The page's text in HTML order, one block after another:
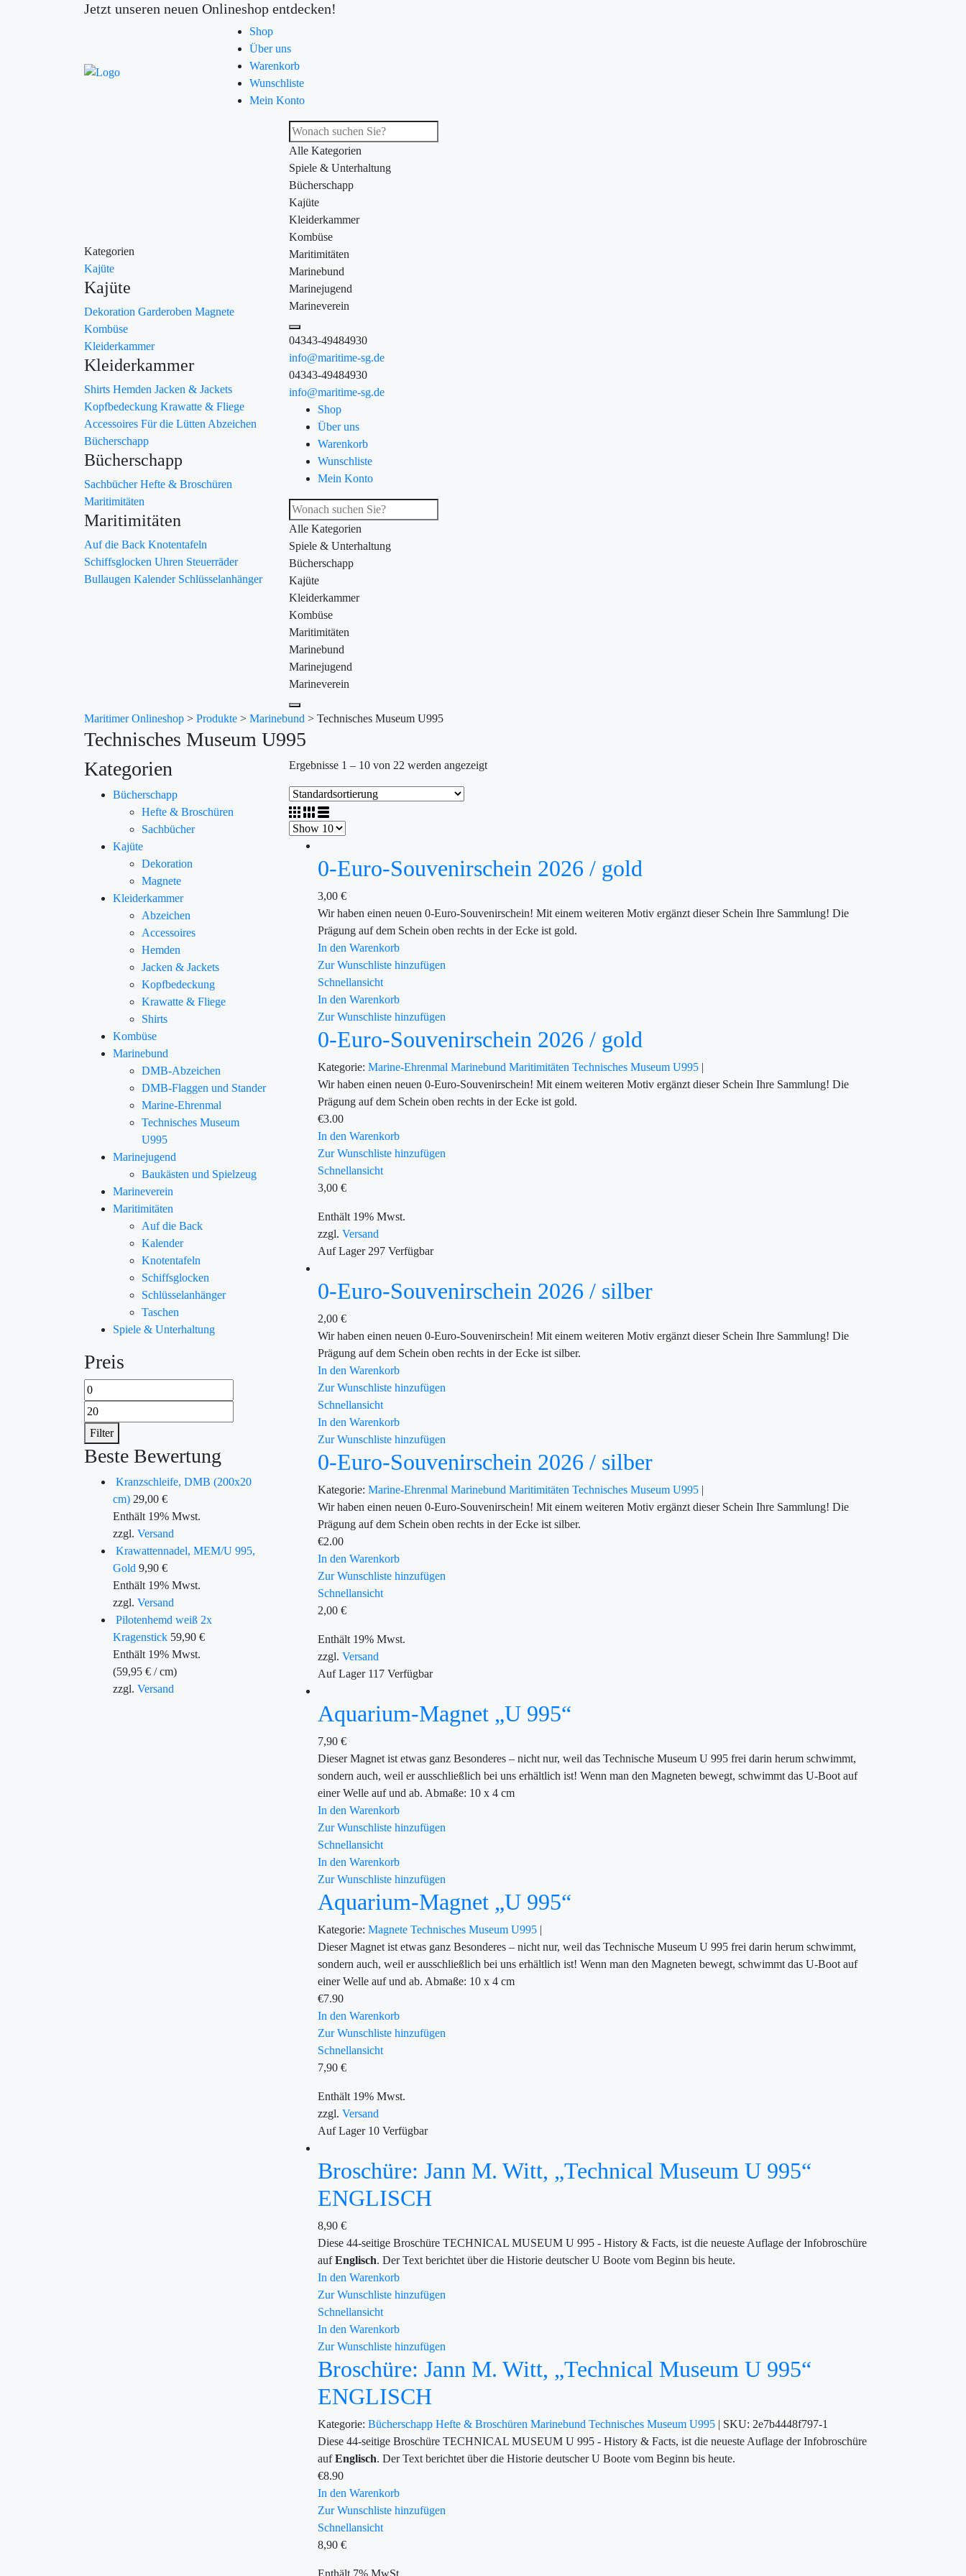
Jetzt unseren neuen Onlineshop entdecken!
Shop
Über uns
Warenkorb
Wunschliste
Mein Konto
Kategorien
Kajüte
Kajüte
Dekoration Garderoben Magnete
Kombüse
Kleiderkammer
Kleiderkammer
Shirts Hemden Jacken & Jackets
Kopfbedeckung Krawatte & Fliege
Accessoires Für die Lütten Abzeichen
Bücherschapp
Bücherschapp
SachbücherHefte & Broschüren
Maritimitäten
Maritimitäten
Auf die Back Knotentafeln
Schiffsglocken Uhren Steuerräder
Bullaugen Kalender Schlüsselanhänger
Alle Kategorien
Spiele & Unterhaltung
Bücherschapp
Kajüte
Kleiderkammer
Kombüse
Maritimitäten
Marinebund
Marinejugend
Marineverein
04343-49484930
info@maritime-sg.de
04343-49484930
info@maritime-sg.de
Shop
Über uns
Warenkorb
Wunschliste
Mein Konto
Alle Kategorien
Spiele & Unterhaltung
Bücherschapp
Kajüte
Kleiderkammer
Kombüse
Maritimitäten
Marinebund
Marinejugend
Marineverein
Maritimer Onlineshop > Produkte > Marinebund > Technisches Museum U995
Technisches Museum U995
Kategorien
Bücherschapp
Hefte & Broschüren
Sachbücher
Kajüte
Dekoration
Magnete
Kleiderkammer
Abzeichen
Accessoires
Hemden
Jacken & Jackets
Kopfbedeckung
Krawatte & Fliege
Shirts
Kombüse
Marinebund
DMB-Abzeichen
DMB-Flaggen und Stander
Marine-Ehrenmal
Technisches Museum
U995
Marinejugend
Baukästen und Spielzeug
Marineverein
Maritimitäten
Auf die Back
Kalender
Knotentafeln
Schiffsglocken
Schlüsselanhänger
Taschen
Spiele & Unterhaltung
Preis
Filter
Beste Bewertung
Kranzschleife, DMB (200x20
cm) 29,00 €
Enthält 19% Mwst.
zzgl. Versand
Krawattennadel, MEM/U 995,
Gold 9,90 €
Enthält 19% Mwst.
zzgl. Versand
Pilotenhemd weiß 2x
Kragenstick 59,90 €
Enthält 19% Mwst.
(59,95 € / cm)
zzgl. Versand
Ergebnisse 1 – 10 von 22 werden angezeigt
0-Euro-Souvenirschein 2026 / gold
3,00 €
Wir haben einen neuen 0-Euro-Souvenirschein! Mit einem weiteren Motiv ergänzt dieser Schein Ihre Sammlung! Die
Prägung auf dem Schein oben rechts in der Ecke ist gold.
In den Warenkorb
Zur Wunschliste hinzufügen
Schnellansicht
In den Warenkorb
Zur Wunschliste hinzufügen
0-Euro-Souvenirschein 2026 / gold
Kategorie: Marine-Ehrenmal Marinebund Maritimitäten Technisches Museum U995 |
Wir haben einen neuen 0-Euro-Souvenirschein! Mit einem weiteren Motiv ergänzt dieser Schein Ihre Sammlung! Die
Prägung auf dem Schein oben rechts in der Ecke ist gold.
€3.00
In den Warenkorb
Zur Wunschliste hinzufügen
Schnellansicht
3,00 €
Enthält 19% Mwst.
zzgl. Versand
Auf Lager297 Verfügbar
0-Euro-Souvenirschein 2026 / silber
2,00 €
Wir haben einen neuen 0-Euro-Souvenirschein! Mit einem weiteren Motiv ergänzt dieser Schein Ihre Sammlung! Die
Prägung auf dem Schein oben rechts in der Ecke ist silber.
In den Warenkorb
Zur Wunschliste hinzufügen
Schnellansicht
In den Warenkorb
Zur Wunschliste hinzufügen
0-Euro-Souvenirschein 2026 / silber
Kategorie: Marine-Ehrenmal Marinebund Maritimitäten Technisches Museum U995 |
Wir haben einen neuen 0-Euro-Souvenirschein! Mit einem weiteren Motiv ergänzt dieser Schein Ihre Sammlung! Die
Prägung auf dem Schein oben rechts in der Ecke ist silber.
€2.00
In den Warenkorb
Zur Wunschliste hinzufügen
Schnellansicht
2,00 €
Enthält 19% Mwst.
zzgl. Versand
Auf Lager117 Verfügbar
Aquarium-Magnet „U 995“
7,90 €
Dieser Magnet ist etwas ganz Besonderes – nicht nur, weil das Technische Museum U 995 frei darin herum schwimmt,
sondern auch, weil er ausschließlich bei uns erhältlich ist! Wenn man den Magneten bewegt, schwimmt das U-Boot auf
einer Welle auf und ab. Abmaße: 10 x 4 cm
In den Warenkorb
Zur Wunschliste hinzufügen
Schnellansicht
In den Warenkorb
Zur Wunschliste hinzufügen
Aquarium-Magnet „U 995“
Kategorie: Magnete Technisches Museum U995 |
Dieser Magnet ist etwas ganz Besonderes – nicht nur, weil das Technische Museum U 995 frei darin herum schwimmt,
sondern auch, weil er ausschließlich bei uns erhältlich ist! Wenn man den Magneten bewegt, schwimmt das U-Boot auf
einer Welle auf und ab. Abmaße: 10 x 4 cm
€7.90
In den Warenkorb
Zur Wunschliste hinzufügen
Schnellansicht
7,90 €
Enthält 19% Mwst.
zzgl. Versand
Auf Lager10 Verfügbar
Broschüre: Jann M. Witt, „Technical Museum U 995“
ENGLISCH
8,90 €
Diese 44-seitige Broschüre TECHNICAL MUSEUM U 995 - History & Facts, ist die neueste Auflage der Infobroschüre
aufEnglisch. Der Text berichtet über die Historie deutscher U Boote vom Beginn bis heute.
In den Warenkorb
Zur Wunschliste hinzufügen
Schnellansicht
In den Warenkorb
Zur Wunschliste hinzufügen
Broschüre: Jann M. Witt, „Technical Museum U 995“
ENGLISCH
Kategorie: Bücherschapp Hefte & Broschüren Marinebund Technisches Museum U995 | SKU: 2e7b4448f797-1
Diese 44-seitige Broschüre TECHNICAL MUSEUM U 995 - History & Facts, ist die neueste Auflage der Infobroschüre
aufEnglisch. Der Text berichtet über die Historie deutscher U Boote vom Beginn bis heute.
€8.90
In den Warenkorb
Zur Wunschliste hinzufügen
Schnellansicht
8,90 €
Enthält 7% MwSt.